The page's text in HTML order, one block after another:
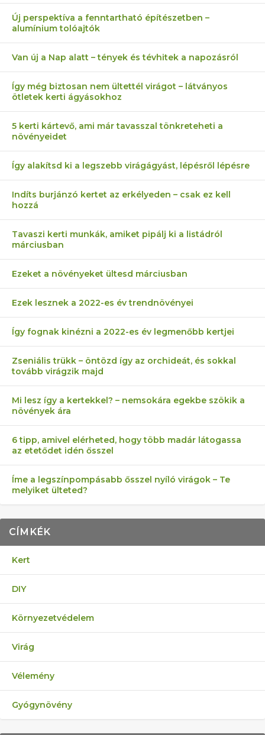
Új perspektíva a fenntartható építészetben –
alumínium tolóajtók
Van új a Nap alatt – tények és tévhitek a napozásról
Így még biztosan nem ültettél virágot – látványos
ötletek kerti ágyásokhoz
5 kerti kártevő, ami már tavasszal tönkreteheti a
növényeidet
Így alakítsd ki a legszebb virágágyást, lépésről lépésre
Indíts burjánzó kertet az erkélyeden – csak ez kell
hozzá
Tavaszi kerti munkák, amiket pipálj ki a listádról
márciusban
Ezeket a növényeket ültesd márciusban
Ezek lesznek a 2022-es év trendnövényei
Így fognak kinézni a 2022-es év legmenőbb kertjei
Zseniális trükk – öntözd így az orchideát, és sokkal
tovább virágzik majd
Mi lesz így a kertekkel? – nemsokára egekbe szökik a
növények ára
6 tipp, amivel elérheted, hogy több madár látogassa
az etetődet idén ősszel
Íme a legszínpompásabb ősszel nyíló virágok – Te
melyiket ülteted?
CÍMKÉK
Kert
DIY
Környezetvédelem
Virág
Vélemény
Gyógynövény